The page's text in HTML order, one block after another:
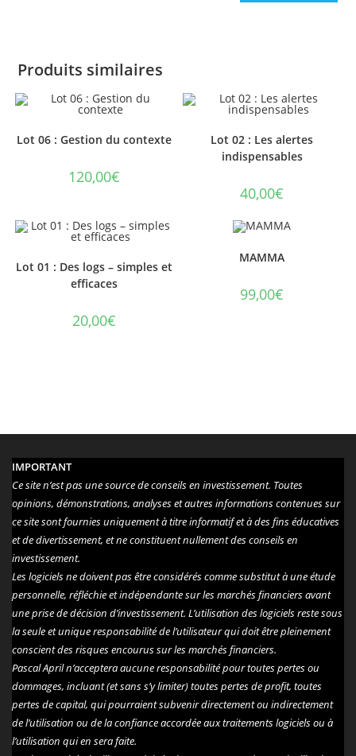
Produits similaires
Lot 06 : Gestion du contexte
120,00€
Lot 02 : Les alertes
indispensables
40,00€
Lot 01 : Des logs – simples et
efficaces
20,00€
MAMMA
99,00€
IMPORTANT
Ce site n’est pas une source de conseils en investissement. Toutes
opinions, démonstrations, analyses et autres informations contenues sur
ce site sont fournies uniquement à titre informatif et à des fins éducatives
et de divertissement, et ne constituent nullement des conseils en
investissement.
Les logiciels ne doivent pas être considérés comme substitut à une étude
personnelle, réfléchie et indépendante sur les marchés financiers avant
une prise de décision d’investissement. L’utilisation des logiciels reste sous
la seule et unique responsabilité de l’utilisateur qui doit être pleinement
conscient des risques encourus sur les marchés financiers.
Pascal April n’acceptera aucune responsabilité pour toutes pertes ou
dommages, incluant (et sans s’y limiter) toutes pertes de profit, toutes
pertes de capital, qui pourraient subvenir directement ou indirectement
de l’utilisation ou de la confiance accordée aux traitements logiciels ou à
l’utilisation qui en sera faite.